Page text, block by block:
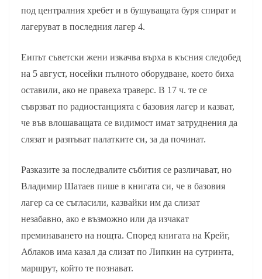
под централния хребет и в бушуващата буря спират и
лагеруват в последния лагер 4.
Еипът съветски жени изкачва върха в късния следобед
на 5 август, носейки пълното оборудване, което биха
оставили, ако не правеха траверс. В 17 ч. те се
съврзват по радиостанцията с базовия лагер и казват,
че във влошаващата се видимост имат затруднения да
слязат и разпъват палатките си, за да починат.
Разказите за последвалите събития се различават, но
Владимир Шатаев пише в книгата си, че в базовия
лагер са се съгласили, казвайки им да слизат
незабавно, ако е възможно или да изчакат
преминаването на нощта. Според книгата на Крейг,
Аблаков има казал да слизат по Липкин на сутринта,
маршрут, който те познават.